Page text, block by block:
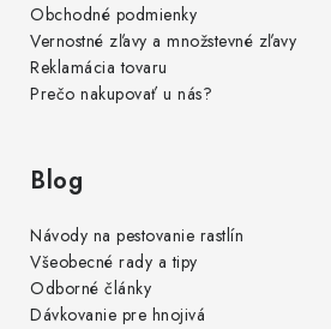
Obchodné podmienky
Vernostné zľavy a množstevné zľavy
Reklamácia tovaru
Prečo nakupovať u nás?
Blog
Návody na pestovanie rastlín
Všeobecné rady a tipy
Odborné články
Dávkovanie pre hnojivá